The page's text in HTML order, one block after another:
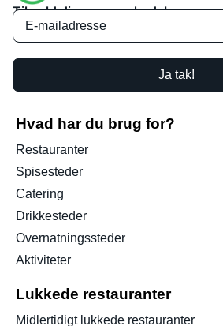
Tilmeld dig vores nyhedsbrev
Ja tak!
Hvad har du brug for?
Restauranter
Spisesteder
Catering
Drikkesteder
Overnatningssteder
Aktiviteter
Lukkede restauranter
Midlertidigt lukkede restauranter